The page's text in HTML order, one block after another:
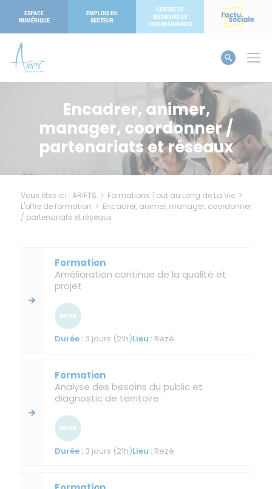
ESPACE
NUMÉRIQUE
EMPLOIS DU
SECTEUR
CENTRE DE
RESSOURCES
DOCUMENTAIRES
Encadrer, animer,
manager, coordonner /
partenariats et réseaux
Vous êtes ici : ARIFTS > Formations Tout au Long de La Vie>
L'offre de formation > Encadrer, animer, manager, coordonner
/ partenariats et réseaux
Amélioration continue de la qualité et
projet
3 jours (21h) Rezé
Analyse des besoins du public et
diagnostic de territoire
3 jours (21h) Rezé